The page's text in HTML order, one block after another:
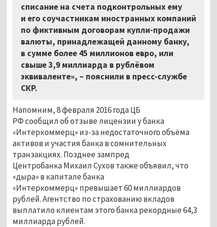
списание на счета подконтрольных ему
и его соучастникам иностранных компаний
по фиктивным договорам купли-продажи
валюты, принадлежащей данному банку,
в сумме более 45 миллионов евро, или
свыше 3,9 миллиарда в рублёвом
эквиваленте», – пояснили в пресс-службе
СКР.
Напомним, 8 февраля 2016 года ЦБ
РФ сообщил об отзыве лицензии у банка
«Интеркоммерц» из-за недостаточного объёма
активов и участия банка в сомнительных
транзакциях. Позднее зампред
Центробанка Михаил Сухов также объявил, что
«дыра» в капитале банка
«Интеркоммерц» превышает 60 миллиардов
рублей. Агентство по страхованию вкладов
выплатило клиентам этого банка рекордные 64,3
миллиарда рублей.